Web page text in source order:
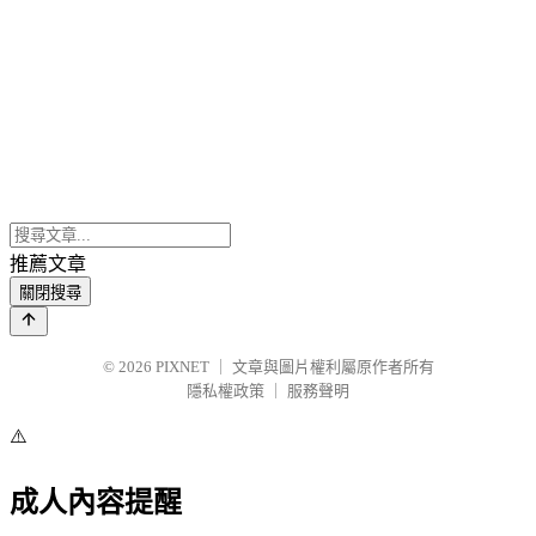
推薦文章
關閉搜尋
© 2026 PIXNET
文章與圖片權利屬原作者所有
隱私權政策
服務聲明
⚠️
成人內容提醒